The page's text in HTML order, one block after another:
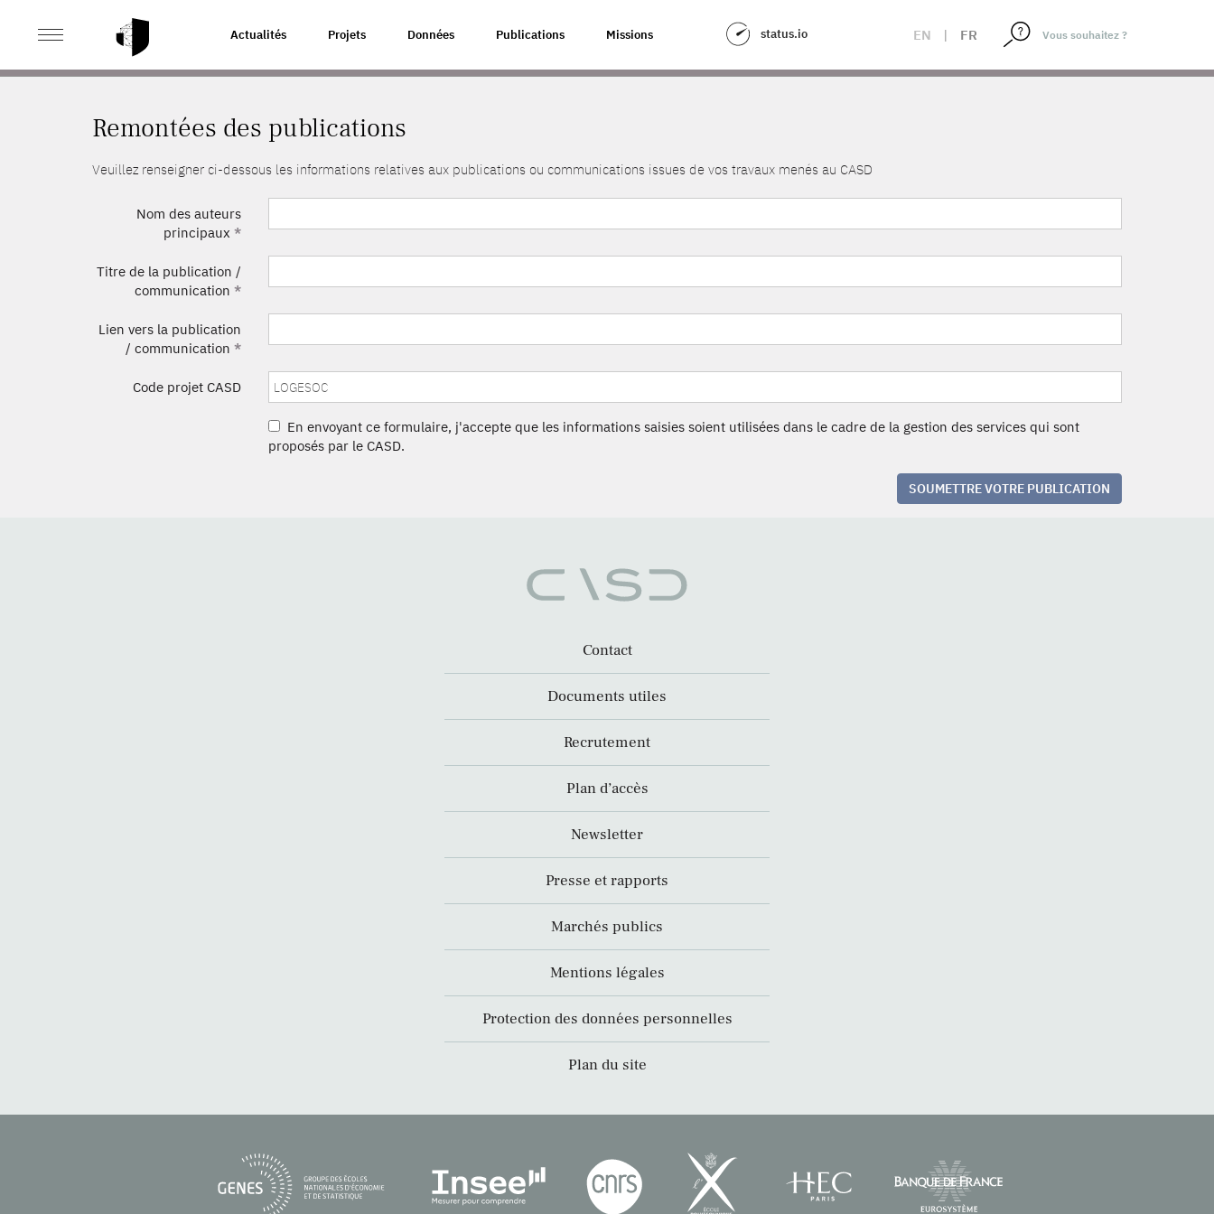
Actualités Projets Données Publications Missions status.io EN | FR
ACCUEIL REMONTÉES DES PUBLICATIONS
Remontées des publications
Veuillez renseigner ci-dessous les informations relatives aux publications ou communications issues de vos travaux menés au CASD
Nom des auteurs
principaux *
Titre de la publication /
communication *
Lien vers la publication
/ communication *
Code projet CASD
En envoyant ce formulaire, j'accepte que les informations saisies soient utilisées dans le cadre de la gestion des services qui sont
proposés par le CASD.
SOUMETTRE VOTRE PUBLICATION
Contact
Documents utiles
Recrutement
Plan d’accès
Newsletter
Presse et rapports
Marchés publics
Mentions légales
Protection des données personnelles
Plan du site